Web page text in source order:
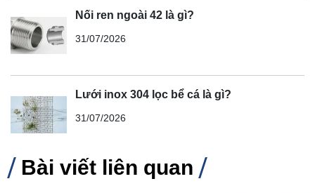
Nối ren ngoài 42 là gì?
31/07/2026
Lưới inox 304 lọc bể cá là gì?
31/07/2026
Bài viết liên quan